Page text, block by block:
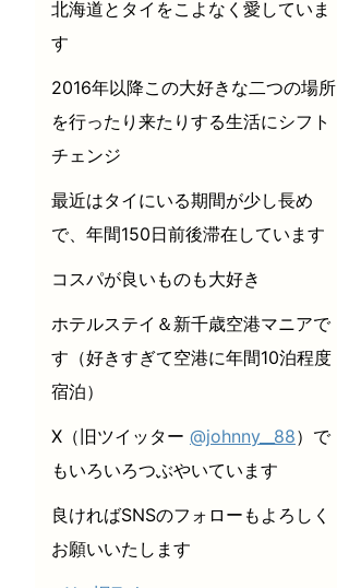
北海道とタイをこよなく愛していま
す
2016年以降この大好きな二つの場所
を行ったり来たりする生活にシフト
チェンジ
最近はタイにいる期間が少し長め
で、年間150日前後滞在しています
コスパが良いものも大好き
ホテルステイ＆新千歳空港マニアで
す（好きすぎて空港に年間10泊程度
宿泊）
X（旧ツイッター @johnny__88）で
もいろいろつぶやいています
良ければSNSのフォローもよろしく
お願いいたします